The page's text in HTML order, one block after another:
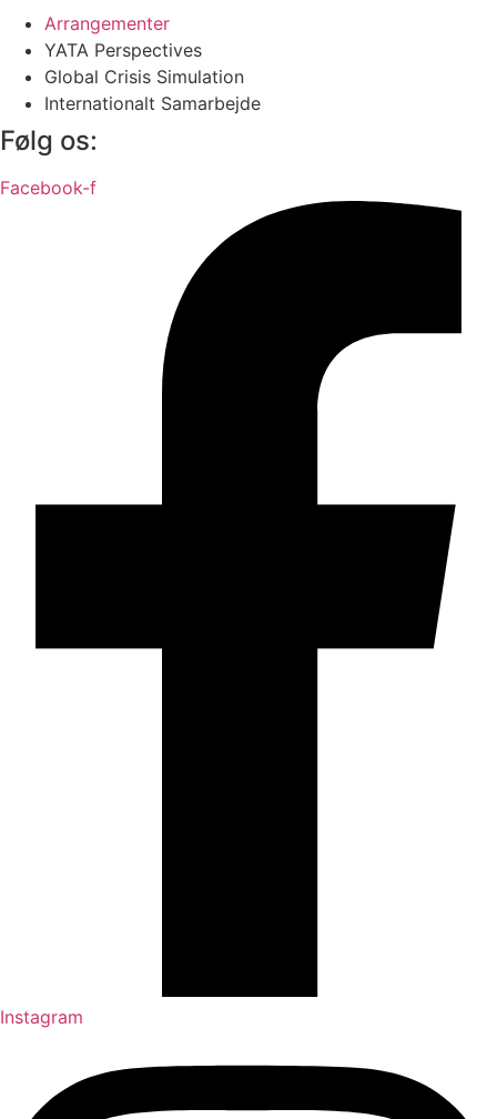
Arrangementer
YATA Perspectives
Global Crisis Simulation
Internationalt Samarbejde
Følg os:
Facebook-f
Instagram